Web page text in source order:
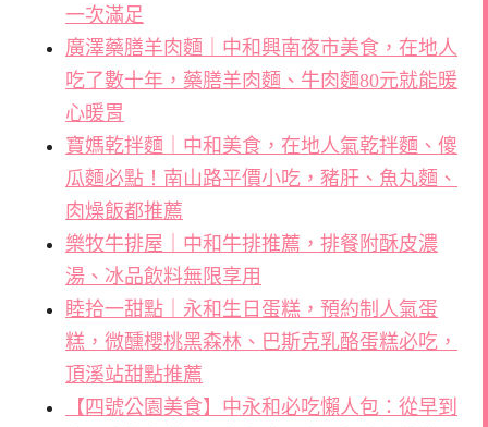
一次滿足
廣澤藥膳羊肉麵｜中和興南夜市美食，在地人
吃了數十年，藥膳羊肉麵、牛肉麵80元就能暖
心暖胃
寶媽乾拌麵｜中和美食，在地人氣乾拌麵、傻
瓜麵必點！南山路平價小吃，豬肝、魚丸麵、
肉燥飯都推薦
樂牧牛排屋｜中和牛排推薦，排餐附酥皮濃
湯、冰品飲料無限享用
睦拾一甜點｜永和生日蛋糕，預約制人氣蛋
糕，微醺櫻桃黑森林、巴斯克乳酪蛋糕必吃，
頂溪站甜點推薦
【四號公園美食】中永和必吃懶人包：從早到